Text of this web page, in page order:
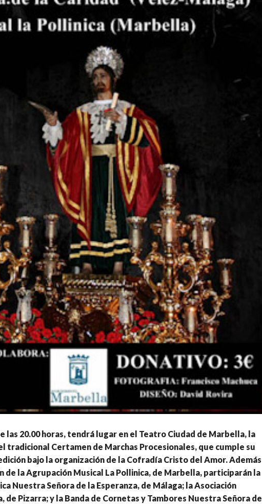
las 20.00 horas, tendrá lugar en el Teatro Ciudad de Marbella, la
tradicional Certamen de Marchas Procesionales, que cumple su
bajo la organización de la Cofradía Cristo del Amor. Además
de la Agrupación Musical La Pollinica, de Marbella, participarán la
Nuestra Señora de la Esperanza, de Málaga; la Asociación
de Pizarra; y la Banda de Cornetas y Tambores Nuestra Señora de